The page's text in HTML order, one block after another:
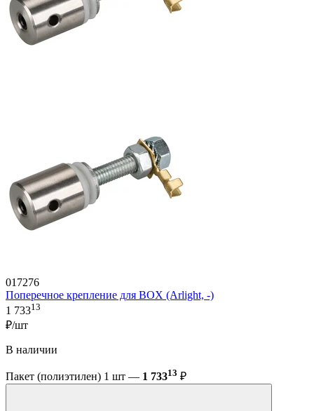
017276
Поперечное крепление для BOX (Arlight, -)
1 73313
₽/шт
В наличии
Пакет (полиэтилен) 1 шт — 1 73313 ₽